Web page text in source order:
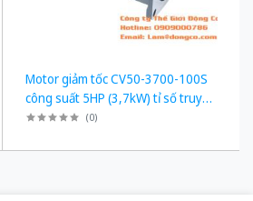
Motor giảm tốc CV50-3700-100S
công suất 5HP (3,7kW) tỉ số truyền
1/100
(0)